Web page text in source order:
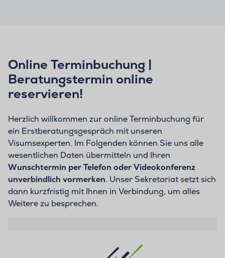
Online Terminbuchung |
Beratungstermin online
reservieren!
Herzlich willkommen zur online Terminbuchung für
ein Erstberatungsgespräch mit unseren
Visumsexperten. Im Folgenden können Sie uns alle
wesentlichen Daten übermitteln und Ihren
Wunschtermin per Telefon oder Videokonferenz
unverbindlich vormerken. Unser Sekretariat setzt sich
dann kurzfristig mit Ihnen in Verbindung, um alles
Weitere zu besprechen.